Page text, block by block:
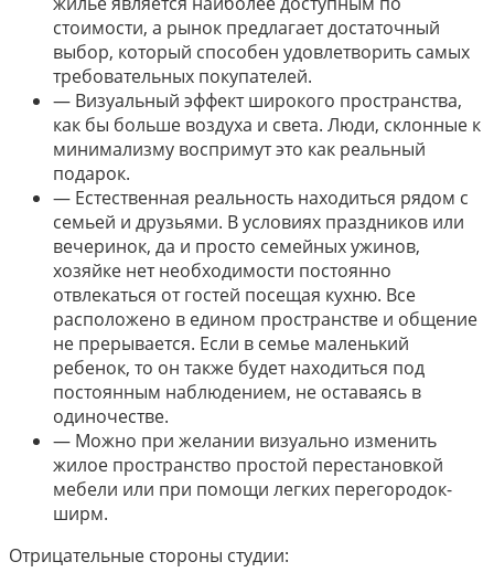
стоимости, а рынок предлагает достаточный
выбор, который способен удовлетворить самых
требовательных покупателей.
— Визуальный эффект широкого пространства,
как бы больше воздуха и света. Люди, склонные к
минимализму воспримут это как реальный
подарок.
— Естественная реальность находиться рядом с
семьей и друзьями. В условиях праздников или
вечеринок, да и просто семейных ужинов,
хозяйке нет необходимости постоянно
отвлекаться от гостей посещая кухню. Все
расположено в едином пространстве и общение
не прерывается. Если в семье маленький
ребенок, то он также будет находиться под
постоянным наблюдением, не оставаясь в
одиночестве.
— Можно при желании визуально изменить
жилое пространство простой перестановкой
мебели или при помощи легких перегородок-
ширм.
Отрицательные стороны студии: